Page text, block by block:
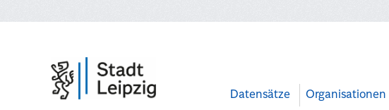
Datensätze Organisationen